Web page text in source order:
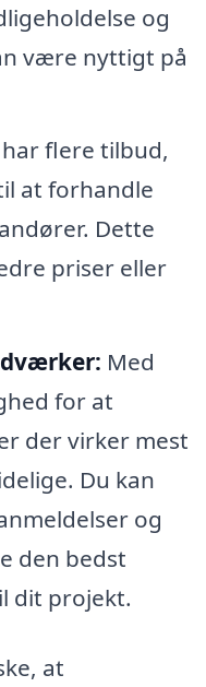
og
være nyttigt på
flere tilbud,
at forhandle
Dette
priser eller
Med
for at
der virker mest
Du kan
og
den bedst
dit projekt.
at